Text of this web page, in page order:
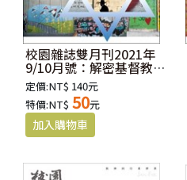
校園雜誌雙月刊2021年
9/10月號：解密基督教錫
安主義──再思我們與以
色列的距離
定價:NT$ 140元
特價:NT$ 50元